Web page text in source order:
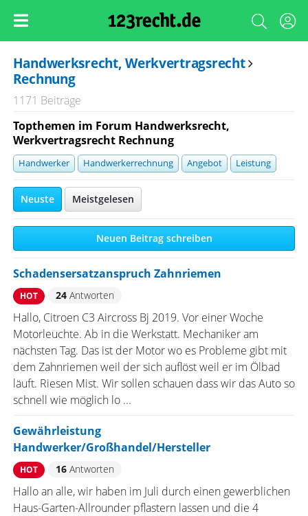
Handwerksrecht, Werkvertragsrecht
Rechnung
1171 Beiträge
Topthemen im Forum Handwerksrecht,
Werkvertragsrecht Rechnung
Handwerker Handwerkerrechnung Angebot Leistung
Neuste Meistgelesen
Neuen Beitrag schreiben
Schadensersatzanspruch Zahnriemen
HOT 24Antworten
Hallo, Citroen C3 Aircross Bj 2019. Vor einer Woche
Motorleuchte. Ab in die Werkstatt. Mechaniker am
nächsten Tag. Das ist der Motor wo es Probleme gibt mit
dem Zahnriemen weil der sich auflöst weil er im Ölbad
läuft. Riesen Mist. Wir sollen schauen dass wir das Auto so
schnell wie möglich lo ...
Gewährleistung
Handwerker/Großhandel/Hersteller
HOT 16Antworten
Hallo an alle, wir haben im Juli durch einen gewerblichen
Haus-Garten-Allrounder pflastern lassen und die 4